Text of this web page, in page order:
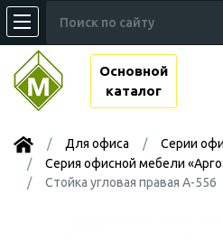
Основной
каталог
Для офиса
Серии
Серия офисной мебели
Стойка угловая правая А-556